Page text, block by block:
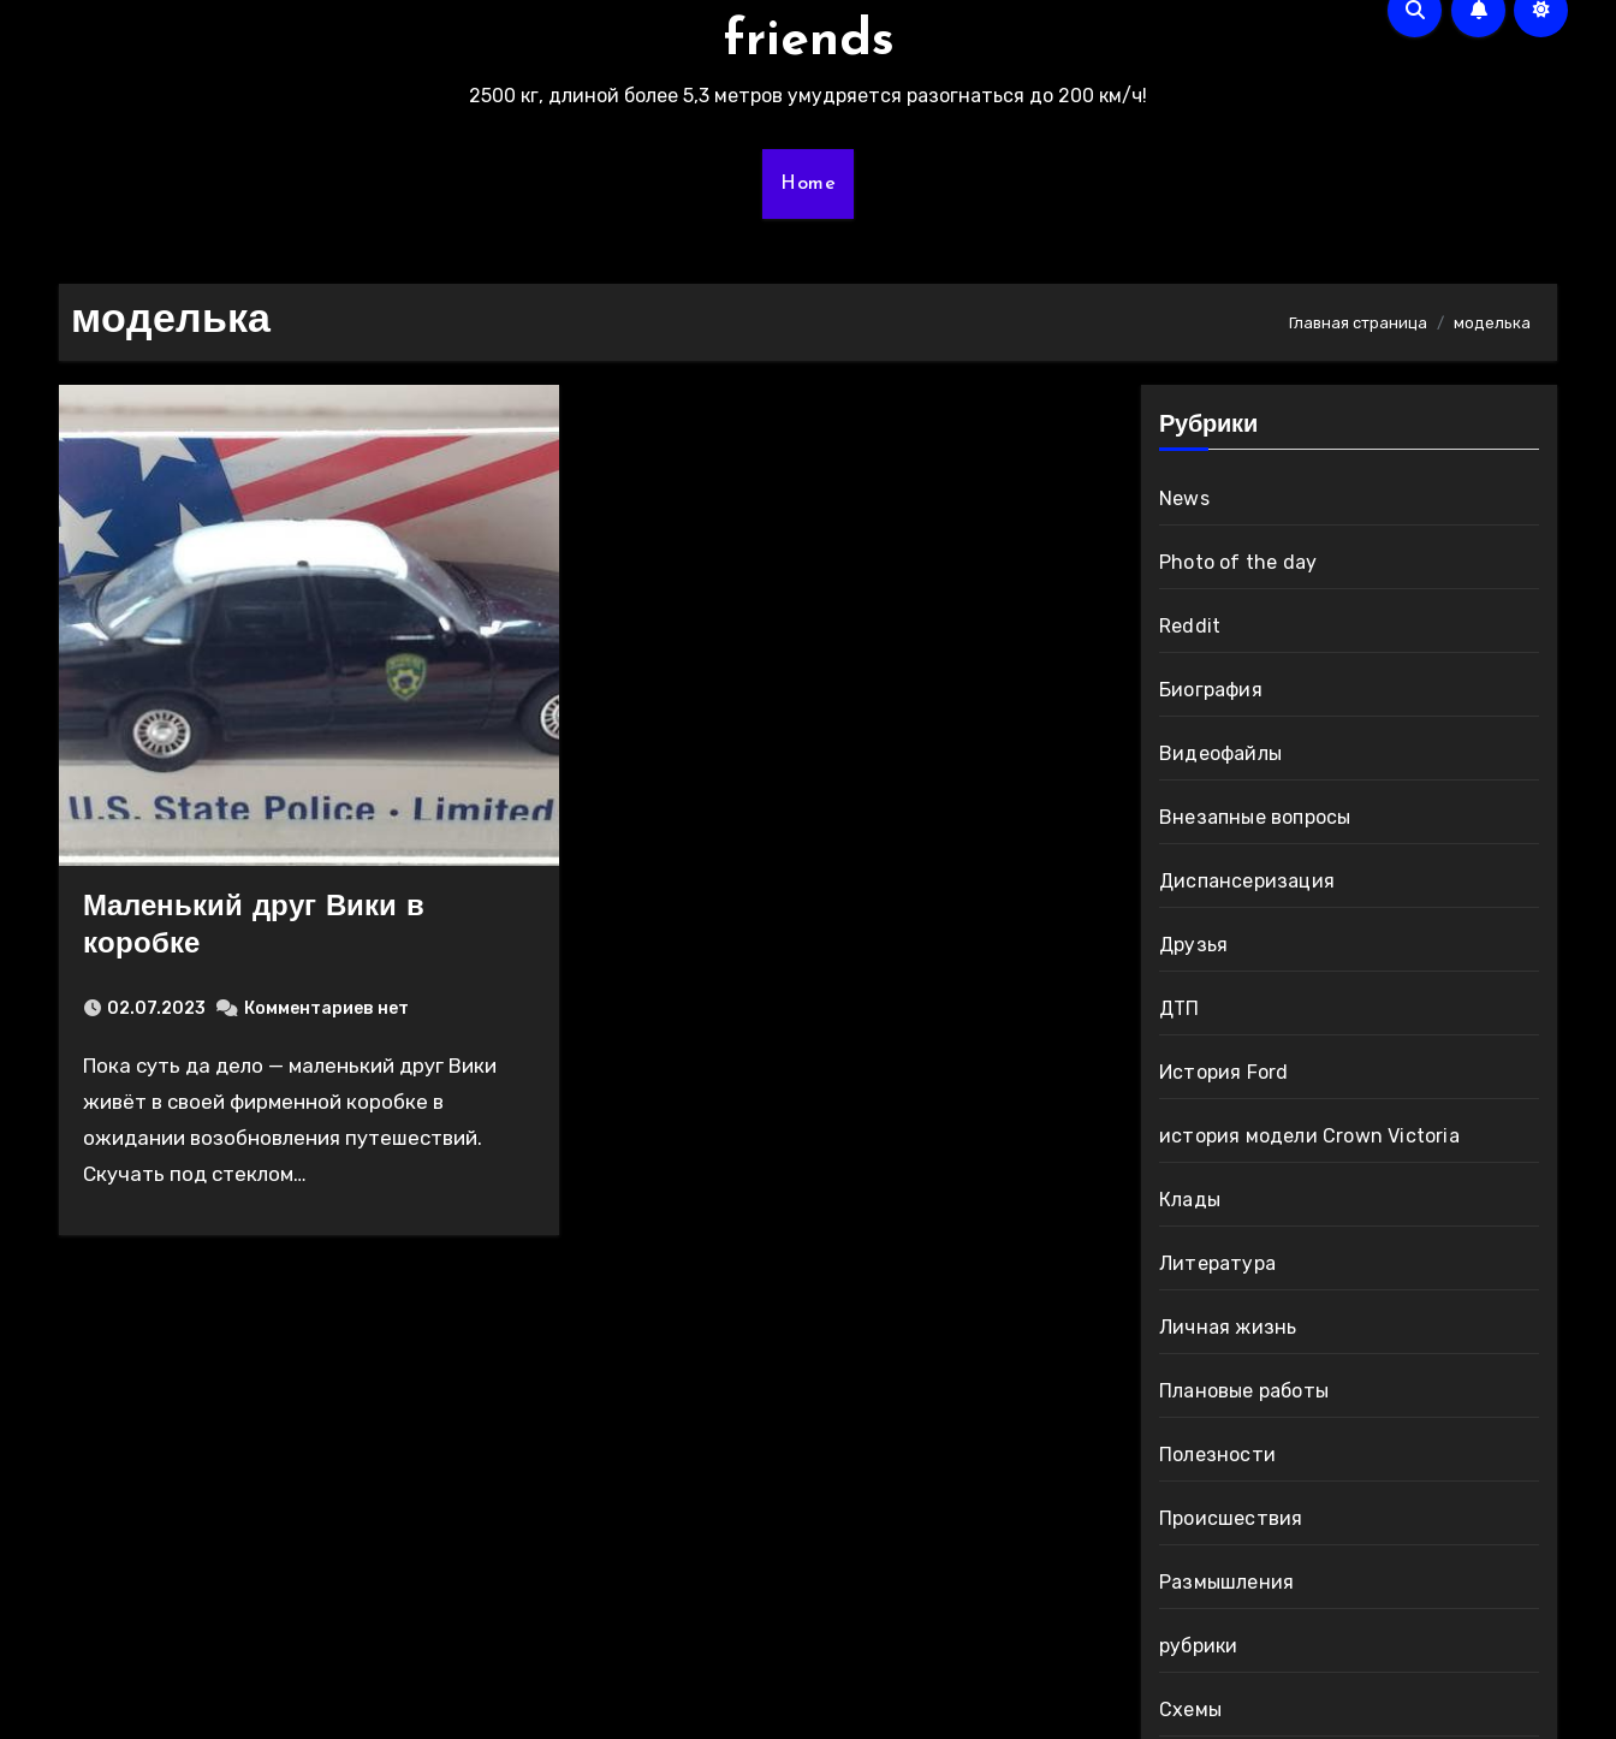
friends
2500 кг, длиной более 5,3 метров умудряется разогнаться до 200 км/ч!
Home
моделька Главная страница моделька
Маленький друг Вики в
коробке
02.07.2023 Комментариев нет
Пока суть да дело — маленький друг Вики
живёт в своей фирменной коробке в
ожидании возобновления путешествий.
Скучать под стеклом…
Рубрики
News
Photo of the day
Reddit
Биография
Видеофайлы
Внезапные вопросы
Диспансеризация
Друзья
ДТП
История Ford
история модели Crown Victoria
Клады
Литература
Личная жизнь
Плановые работы
Полезности
Происшествия
Размышления
рубрики
Схемы